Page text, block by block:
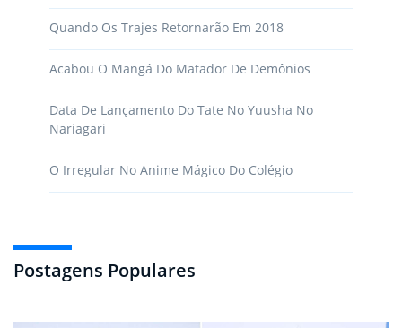
Quando Os Trajes Retornarão Em 2018
Acabou O Mangá Do Matador De Demônios
Data De Lançamento Do Tate No Yuusha No
Nariagari
O Irregular No Anime Mágico Do Colégio
Postagens Populares